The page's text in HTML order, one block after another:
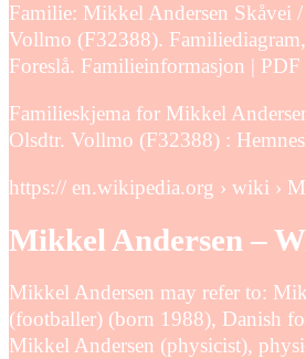
Familie: Mikkel Andersen Skåvei
Vollmo (F32388).
Foreslå. Familieinformasjon |
Familieskjema for Mikkel
Olsdtr. Vollmo (F32388) :
https:// en.wikipedia.org › wiki ›
Mikkel Andersen –
Mikkel Andersen may refer to:
(footballer) (born 1988), Danish
Mikkel Andersen (physicist),